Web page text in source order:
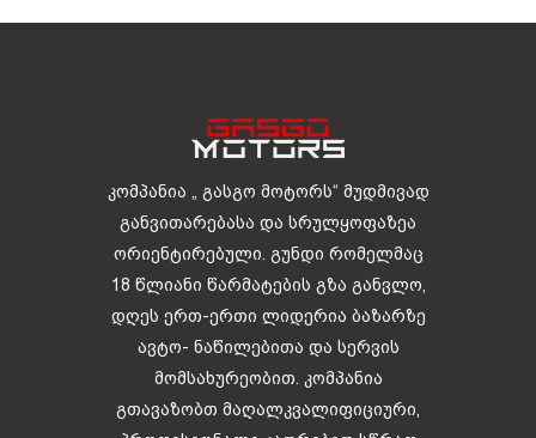
კომპანია „ გასგო მოტორს“ მუდმივად
განვითარებასა და სრულყოფაზეა
ორიენტირებული. გუნდი რომელმაც
18 წლიანი წარმატების გზა განვლო,
დღეს ერთ-ერთი ლიდერია ბაზარზე
ავტო- ნაწილებითა და სერვის
მომსახურეობით. კომპანია
გთავაზობთ მაღალკვალიფიციური,